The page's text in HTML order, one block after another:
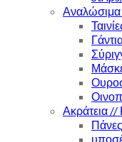
Αναλώσιμα
Ακράτεια //